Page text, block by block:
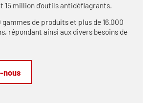
15 million d'outils antidéflagrants.
gammes de produits et plus de 16.000
répondant ainsi aux divers besoins de
nous